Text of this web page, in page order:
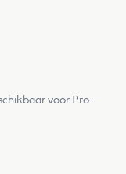
voor Pro-